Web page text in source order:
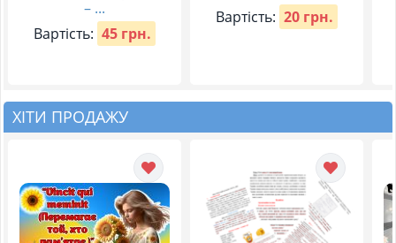
– ...
Вартість: 45 грн.
Вартість: 20 грн.
ХІТИ ПРОДАЖУ